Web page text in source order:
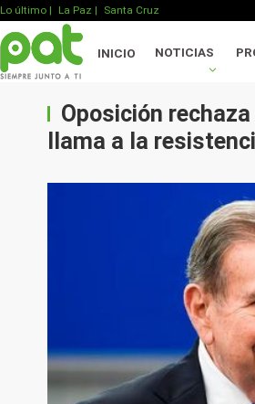
Lo último | La Paz | Santa Cruz
INICIO NOTICIAS
Oposición
llama a la